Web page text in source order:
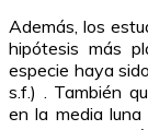
Además, los
hipótesis más
especie haya
s.f.) . También
en la media